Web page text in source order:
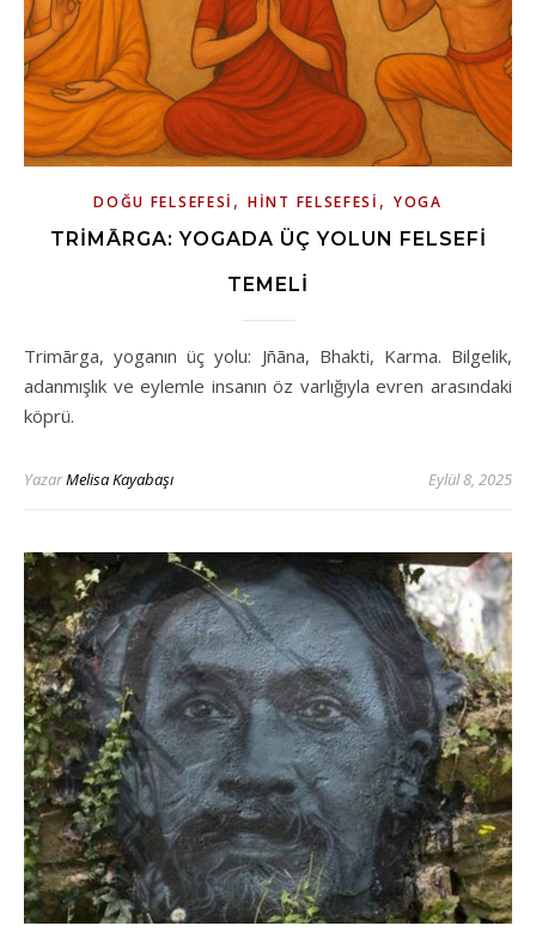
DOĞU FELSEFESI ,HINT FELSEFESI , YOGA
TRIMĀRGA: YOGADA ÜÇ YOLUN FELSEFI
TEMELI
Trimārga, yoganın üç yolu: Jñāna, Bhakti, Karma. Bilgelik,
adanmışlık ve eylemle insanın öz varlığıyla evren arasındaki
köprü.
YazarMelisa Kayabaşı Eylül 8, 2025